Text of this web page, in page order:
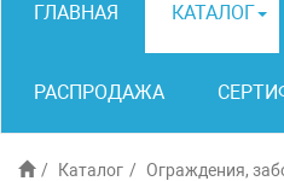
ГЛАВНАЯ КАТАЛОГ
РАСПРОДАЖА
Каталог Ограждения,